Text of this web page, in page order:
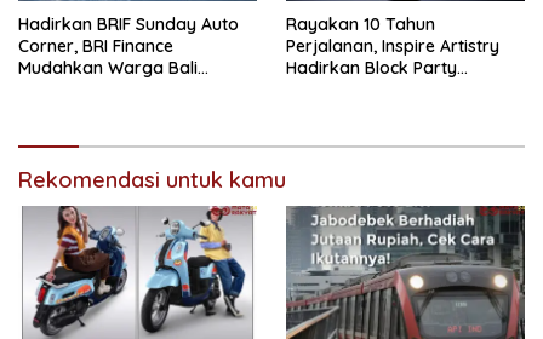
Hadirkan BRIF Sunday Auto
Corner, BRI Finance
Mudahkan Warga Bali
Rayakan 10 Tahun
Perjalanan, Inspire Artistry
Hadirkan Block Party
Rekomendasi untuk kamu